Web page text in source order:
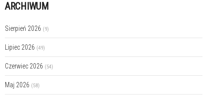
ARCHIWUM
Sierpień 2026 (9)
Lipiec 2026 (49)
Czerwiec 2026 (54)
Maj 2026 (58)